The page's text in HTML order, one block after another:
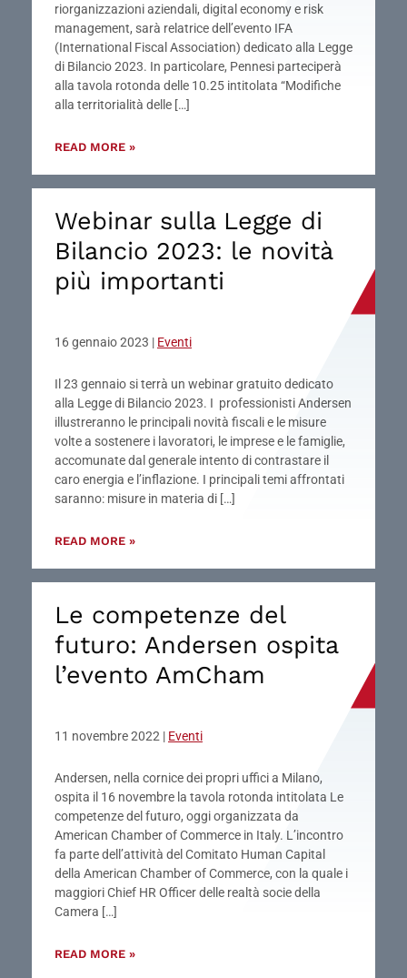
riorganizzazioni aziendali, digital economy e risk
management, sarà relatrice dell’evento IFA
(International Fiscal Association) dedicato alla Legge
di Bilancio 2023. In particolare, Pennesi parteciperà
alla tavola rotonda delle 10.25 intitolata “Modifiche
alla territorialità delle […]
READ MORE »
Webinar sulla Legge di
Bilancio 2023: le novità
più importanti
16 gennaio 2023 | Eventi
Il 23 gennaio si terrà un webinar gratuito dedicato
alla Legge di Bilancio 2023. I professionisti Andersen
illustreranno le principali novità fiscali e le misure
volte a sostenere i lavoratori, le imprese e le famiglie,
accomunate dal generale intento di contrastare il
caro energia e l’inflazione. I principali temi affrontati
saranno: misure in materia di […]
READ MORE »
Le competenze del
futuro: Andersen ospita
l’evento AmCham
11 novembre 2022 | Eventi
Andersen, nella cornice dei propri uffici a Milano,
ospita il 16 novembre la tavola rotonda intitolata Le
competenze del futuro, oggi organizzata da
American Chamber of Commerce in Italy. L’incontro
fa parte dell’attività del Comitato Human Capital
della American Chamber of Commerce, con la quale i
maggiori Chief HR Officer delle realtà socie della
Camera […]
READ MORE »